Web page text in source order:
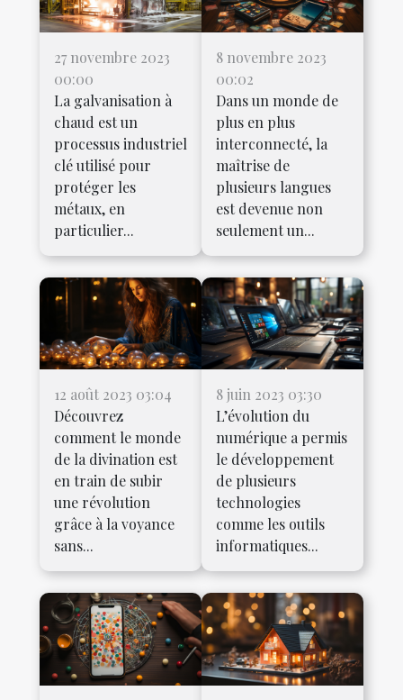
27 novembre 2023
00:00
La galvanisation à
chaud est un
processus industriel
clé utilisé pour
protéger les
métaux, en
particulier...
8 novembre 2023
00:02
Dans un monde de
plus en plus
interconnecté, la
maîtrise de
plusieurs langues
est devenue non
seulement un...
12 août 2023 03:04
Découvrez
comment le monde
de la divination est
en train de subir
une révolution
grâce à la voyance
sans...
8 juin 2023 03:30
L’évolution du
numérique a permis
le développement
de plusieurs
technologies
comme les outils
informatiques...